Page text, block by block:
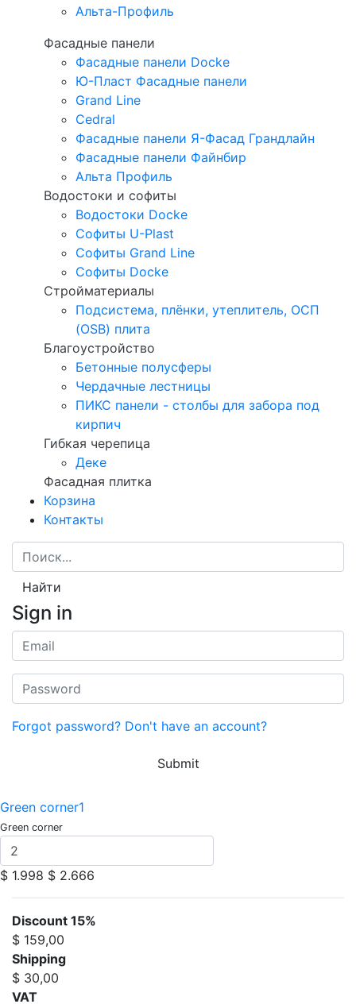
Альта-Профиль
Фасадные панели
Фасадные панели Docke
Ю-Пласт Фасадные панели
Grand Line
Cedral
Фасадные панели Я-Фасад Грандлайн
Фасадные панели Файнбир
Альта Профиль
Водостоки и софиты
Водостоки Docke
Софиты U-Plast
Софиты Grand Line
Софиты Docke
Стройматериалы
Подсистема, плёнки, утеплитель, ОСП
(OSB) плита
Благоустройство
Бетонные полусферы
Чердачные лестницы
ПИКС панели - столбы для забора под
кирпич
Гибкая черепица
Деке
Фасадная плитка
Корзина
Контакты
Найти
Sign in
Forgot password? Don't have an account?
Submit
Green corner1
Green corner
$ 1.998 $ 2.666
Discount 15%
$ 159,00
Shipping
$ 30,00
VAT